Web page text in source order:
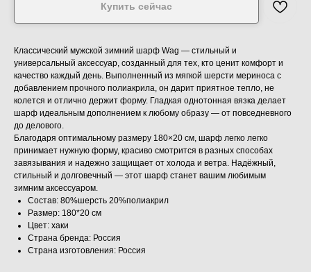
Купить сейчас
Классический мужской зимний шарф Wag — стильный и
универсальный аксессуар, созданный для тех, кто ценит комфорт и
качество каждый день. Выполненный из мягкой шерсти мериноса с
добавлением прочного полиакрила, он дарит приятное тепло, не
колется и отлично держит форму. Гладкая однотонная вязка делает
шарф идеальным дополнением к любому образу — от повседневного
до делового.
Благодаря оптимальному размеру 180×20 см, шарф легко легко
принимает нужную форму, красиво смотрится в разных способах
завязывания и надежно защищает от холода и ветра. Надёжный,
стильный и долговечный — этот шарф станет вашим любимым
зимним аксессуаром.
Состав: 80%шерсть 20%полиакрил
Размер: 180*20 см
Цвет: хаки
Страна бренда: Россия
Страна изготовления: Россия